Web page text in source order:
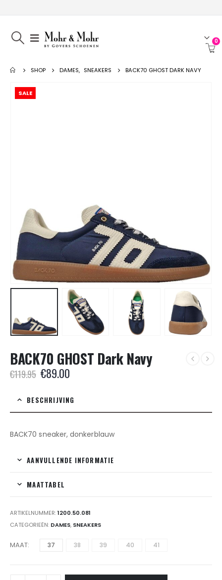
0
SHOP DAMES, SNEAKERS BACK70 GHOST DARK NAVY
SALE
BACK70 GHOST Dark Navy
€119.95 Oorspronkelijke
prijs
was:
€119.95.
€89.00Huidige
is:
€89.00.
BESCHRIJVING
BACK70 sneaker, donkerblauw
AANVULLENDE INFORMATIE
MAATTABEL
ARTIKELNUMMER:1200.50.081
CATEGORIEËN: DAMES, SNEAKERS
MAAT 37 38 39 40 41